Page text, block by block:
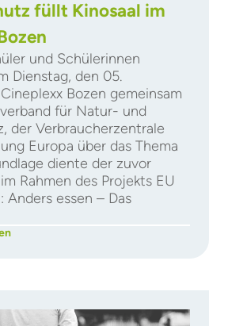
füllt Kinosaal im
und Schülerinnen
Dienstag, den 05.
Bozen gemeinsam
für Natur- und
der Verbraucherzentrale
Europa über das Thema
diente der zuvor
Rahmen des Projekts EU
Anders essen – Das